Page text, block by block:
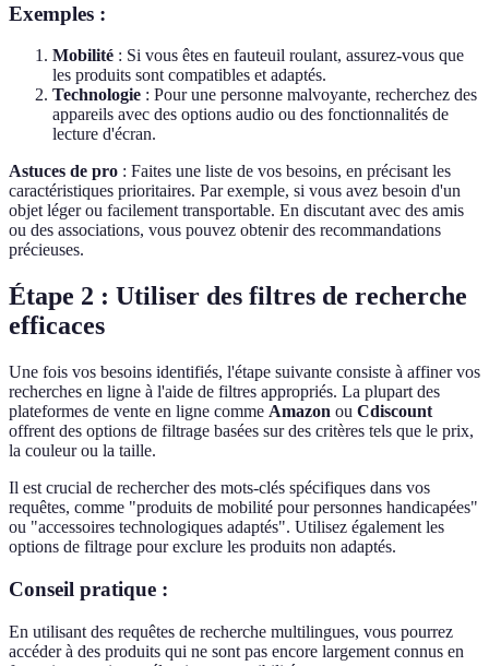
Exemples :
Mobilité : Si vous êtes en fauteuil roulant, assurez-vous que
les produits sont compatibles et adaptés.
Technologie : Pour une personne malvoyante, recherchez des
appareils avec des options audio ou des fonctionnalités de
lecture d'écran.
Astuces de pro : Faites une liste de vos besoins, en précisant les
caractéristiques prioritaires. Par exemple, si vous avez besoin d'un
objet léger ou facilement transportable. En discutant avec des amis
ou des associations, vous pouvez obtenir des recommandations
précieuses.
Étape 2 : Utiliser des filtres de recherche
efficaces
Une fois vos besoins identifiés, l'étape suivante consiste à affiner vos
recherches en ligne à l'aide de filtres appropriés. La plupart des
plateformes de vente en ligne comme Amazon ou Cdiscount
offrent des options de filtrage basées sur des critères tels que le prix,
la couleur ou la taille.
Il est crucial de rechercher des mots-clés spécifiques dans vos
requêtes, comme "produits de mobilité pour personnes handicapées"
ou "accessoires technologiques adaptés". Utilisez également les
options de filtrage pour exclure les produits non adaptés.
Conseil pratique :
En utilisant des requêtes de recherche multilingues, vous pourrez
accéder à des produits qui ne sont pas encore largement connus en